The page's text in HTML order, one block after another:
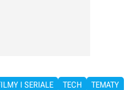
I SERIALE TECH TEMATY